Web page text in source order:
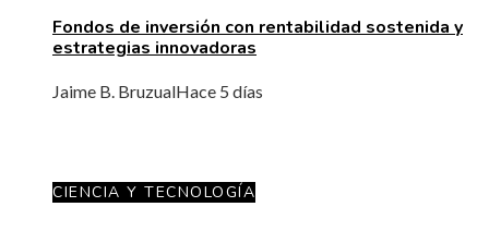
Fondos de inversión con rentabilidad sostenida y
estrategias innovadoras
Jaime B. BruzualHace 5 días
CIENCIA Y TECNOLOGÍA